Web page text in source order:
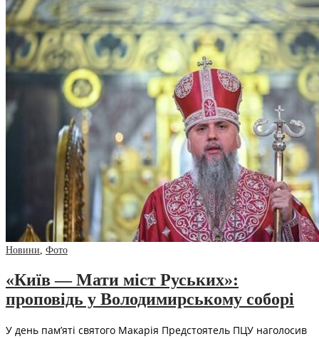
Новини Фото
«Київ — Мати міст Руських»:
проповідь у Володимирському соборі
У день пам’яті святого Макарія Предстоятель ПЦУ наголосив